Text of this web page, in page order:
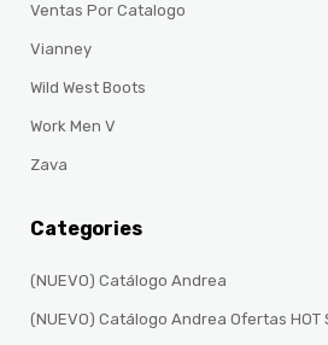
Ventas Por Catalogo
Vianney
Wild West Boots
Work Men V
Zava
Categories
(NUEVO) Catálogo Andrea
(NUEVO) Catálogo Andrea Ofertas HOT